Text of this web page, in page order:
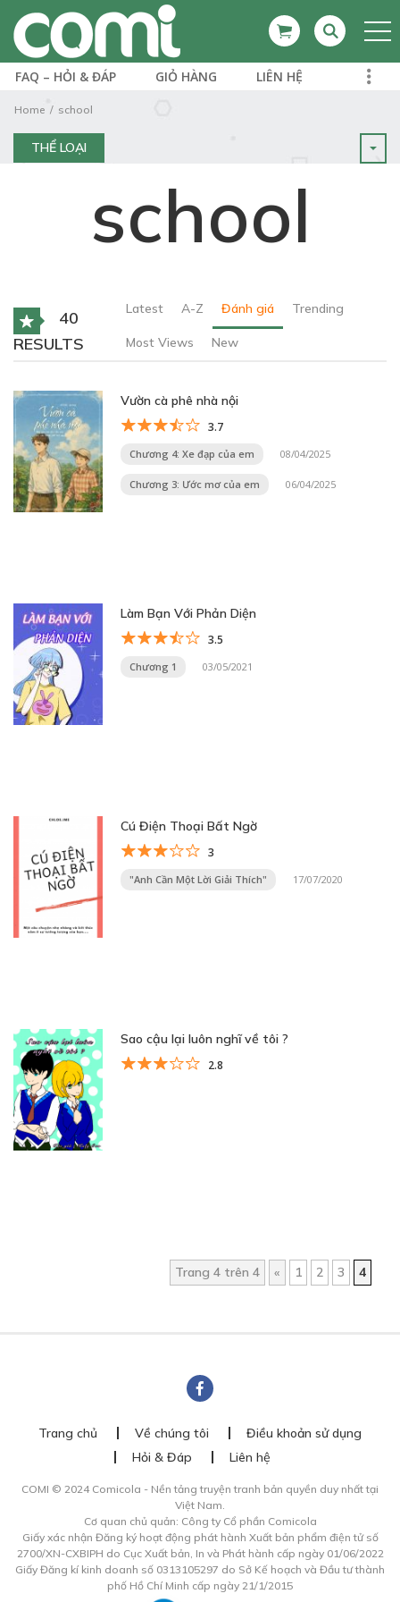
FAQ – HỎI & ĐÁP GIỎ HÀNG LIÊN HỆ
Home school
THỂ LOẠI
school
40
RESULTS
Latest A-Z Đánh giá Trending
Most Views New
Vườn cà phê nhà nội
3.7
Chương 4: Xe đạp của em 08/04/2025
Chương 3: Ước mơ của em 06/04/2025
Làm Bạn Với Phản Diện
3.5
Chương 1 03/05/2021
Cú Điện Thoại Bất Ngờ
3
"Anh Cần Một Lời Giải Thích" 17/07/2020
Sao cậu lại luôn nghĩ về tôi ?
2.8
Trang 4 trên 4 « 1 2 3 4
Trang chủ Về chúng tôi
Điều khoản sử dụng
Hỏi & Đáp
Liên hệ
COMI © 2024 Comicola - Nền tảng truyện tranh bản quyền duy nhất tại
Việt Nam.
Cơ quan chủ quản: Công ty Cổ phần Comicola
Giấy xác nhận Đăng ký hoạt động phát hành Xuất bản phẩm điện tử số
2700/XN-CXBIPH do Cục Xuất bản, In và Phát hành cấp ngày 01/06/2022
Giấy Đăng kí kinh doanh số 0313105297 do Sở Kế hoạch và Đầu tư thành
phố Hồ Chí Minh cấp ngày 21/1/2015